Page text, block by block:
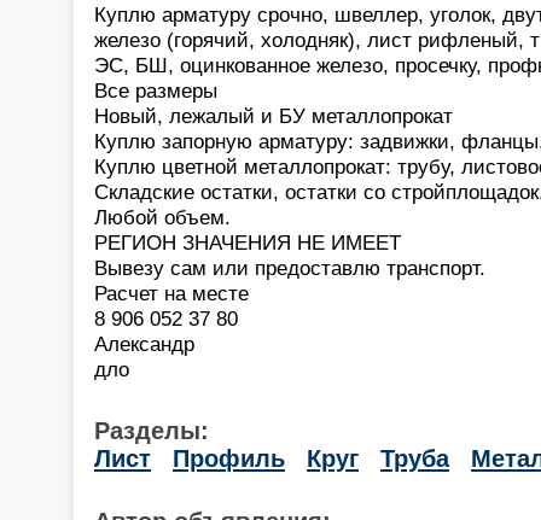
Куплю арматуру срочно, швеллер, уголок,
железо (горячий, холодняк), лист рифленый,
ЭС, БШ, оцинкованное железо, просечку,
Все размеры
Новый, лежалый и БУ металлопрокат
Куплю запорную арматуру: задвижки,
Куплю цветной металлопрокат: трубу,
Складские остатки, остатки со
Любой объем.
РЕГИОН ЗНАЧЕНИЯ НЕ ИМЕЕТ
Вывезу сам или предоставлю транспорт.
Расчет на месте
8 906 052 37 80
Александр
дло
Разделы:
Лист
Профиль Круг Труба